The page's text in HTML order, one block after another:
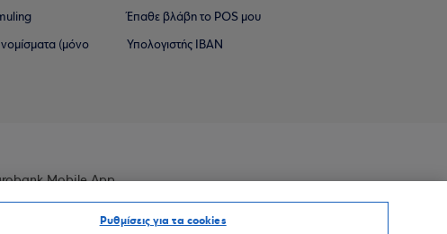
νομίσματα (μόνο
Έπαθε βλάβη το POS μου
Υπολογιστής IBAN
Mobile App
Ρυθμίσεις για τα cookies